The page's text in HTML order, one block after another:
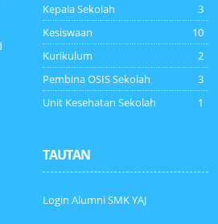
Kepala Sekolah
3
Kesiswaan
10
Kurikulum
2
Pembina OSIS Sekolah
3
Unit Kesehatan Sekolah
1
TAUTAN
Login Alumni SMK YAJ